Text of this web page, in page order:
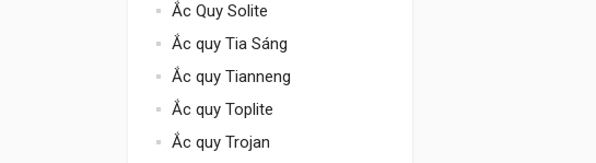
Ắc Quy Solite
Ắc quy Tia Sáng
Ắc quy Tianneng
Ắc quy Toplite
Ắc quy Trojan